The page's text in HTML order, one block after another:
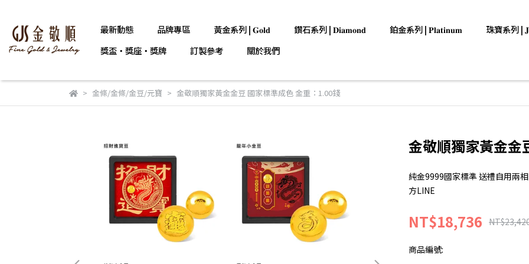
最新動態 品牌專區 黃金系列 | 𝐆𝐨𝐥𝐝 鑽石系列 | 𝐃𝐢𝐚𝐦𝐨𝐧𝐝 鉑金系列 | 𝐏𝐥𝐚𝐭𝐢𝐧𝐮𝐦
珠寶系列 |
獎盃・獎座・獎牌
訂製參考 關於我們
金條/金條/金豆/元寶 金敬順獨家黃金金豆 國家標準成色 金重：1.00錢
金敬順獨家黃金金
純金9999國家標準 送禮自用兩
方LINE
NT$18,736
商品編號: